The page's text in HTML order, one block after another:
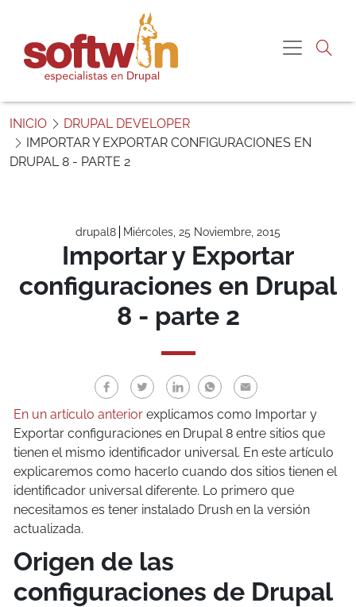
f
t
w
ú
INICIO
DRUPAL DEVELOPER
IMPORTAR Y EXPORTAR CONFIGURACIONES EN
DRUPAL 8 - PARTE 2
drupal8 Miércoles, 25 Noviembre, 2015
Importar y Exportar
configuraciones en Drupal
8 - parte 2
En un artículo anterior explicamos como Importar y
Exportar configuraciones en Drupal 8 entre sitios que
tienen el mismo identificador universal. En este artículo
explicaremos como hacerlo cuando dos sitios tienen el
identificador universal diferente. Lo primero que
necesitamos es tener instalado Drush en la versión
actualizada.
Origen de las
configuraciones de Drupal
Me gustaría más
información sobre:
parte 2”
Nombre
Teléfono